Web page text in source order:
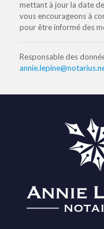
mettant à jour la date
vous encourageons à
pour être informé des
Responsable des